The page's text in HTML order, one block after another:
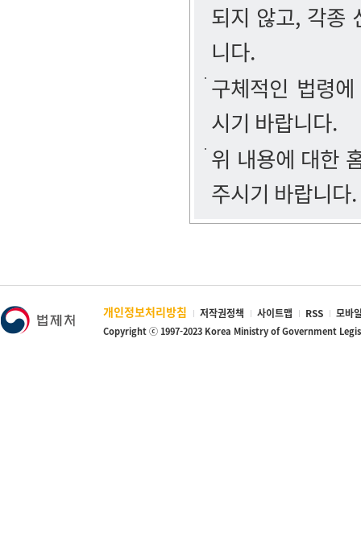
되지 않고, 각종
니다.
구체적인 법령
시기 바랍니다.
위 내용에 대한
주시기 바랍니다.
개인정보처리방침 저작권정책 사이트맵 RSS 모바
Copyright ⓒ 1997-2023 Korea Ministry of Government